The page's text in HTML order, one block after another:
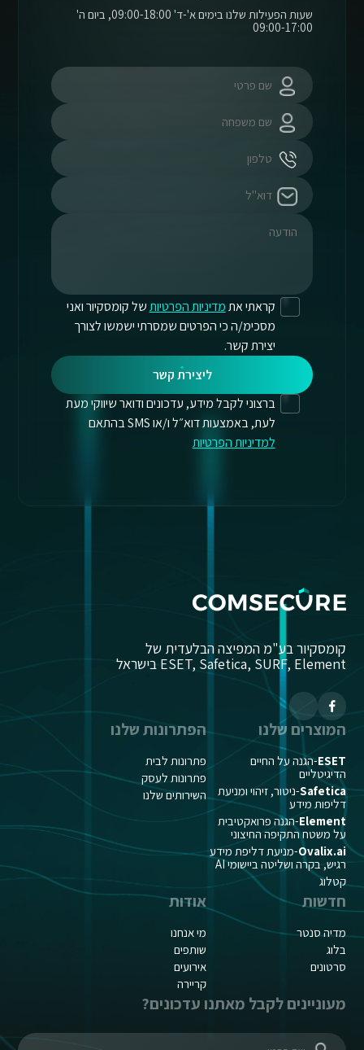
שעות הפעילות שלנו בימים א'-ד' 09:00-18:00, ביום ה'
09:00-17:00
קראתי אתמדיניות הפרטיותשל קומסקיור ואני
מסכימ/ה כי הפרטים שמסרתי ישמשו לצורך
יצירת קשר.
ליצירת קשר
ברצוני לקבל מידע, עדכונים ודואר שיווקי מעת
לעת, באמצעות דוא״ל ו/או SMS בהתאם
למדיניות הפרטיות
קומסקיור בע"מ המפיצה הבלעדית של
ESET, Safetica, SURF, Element בישראל
המוצרים שלנו
ESET-הגנה על החיים
הדיגיטליים
Safetica-ניטור, זיהוי ומניעת
דליפות מידע
Element-הגנה פרואקטיבית
על משטח התקיפה החיצוני
Ovalix.ai-מניעת דליפת מידע
רגיש, בקרה ושליטה ביישומי AI
קטלוג
הפתרונות שלנו
פתרונות לבית
פתרונות לעסק
השירותים שלנו
חדשות
מדיה סנטר
בלוג
סרטונים
אודות
מי אנחנו
שותפים
אירועים
קריירה
מעוניינים לקבל מאתנו עדכונים?